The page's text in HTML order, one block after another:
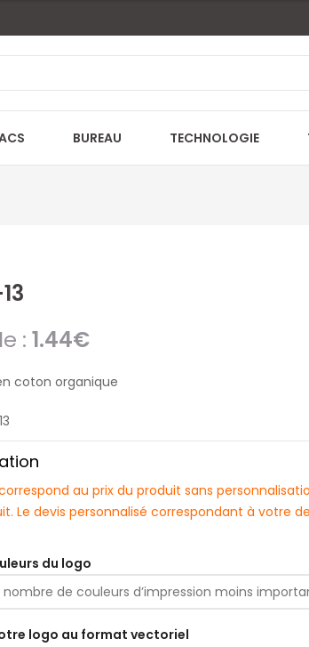
BUREAU TECHNOLOGIE
: 1.44€
coton organique
au prix du produit sans
Le devis personnalisé correspondant à votre
du logo
logo au format vectoriel